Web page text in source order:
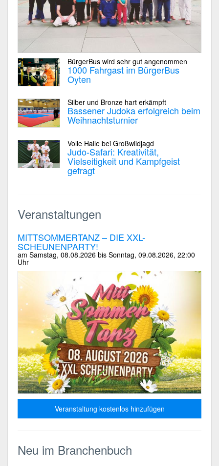
BürgerBus wird sehr gut angenommen
1000 Fahrgast im BürgerBus
Oyten
Silber und Bronze hart erkämpft
Bassener Judoka erfolgreich beim
Weihnachtsturnier
Volle Halle bei Großwildjagd
Judo-Safari: Kreativität,
Vielseitigkeit und Kampfgeist
gefragt
Veranstaltungen
MITTSOMMERTANZ – DIE XXL-
SCHEUNENPARTY!
am Samstag, 08.08.2026 bis Sonntag, 09.08.2026, 22:00
Uhr
Veranstaltung kostenlos hinzufügen
Neu im Branchenbuch